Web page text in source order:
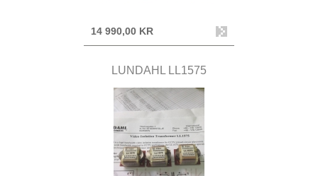
14 990,00 KR
LUNDAHL LL1575